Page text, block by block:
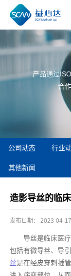
产品通过
合
公司动态 行业
其他新闻
造影导丝的临
发布日期： 2023-04-17
导丝是临床医
包括有微导丝、导
丝是在经皮穿刺插